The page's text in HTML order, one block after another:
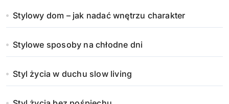
Stylowy dom – jak nadać wnętrzu charakter
Stylowe sposoby na chłodne dni
Styl życia w duchu slow living